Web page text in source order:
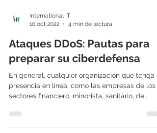
10 oct 2022
4 min de lectura
Ataques DDoS: Pautas para
preparar su ciberdefensa
En general, cualquier organización que tenga
sectores financiero, minorista, sanitario, de...